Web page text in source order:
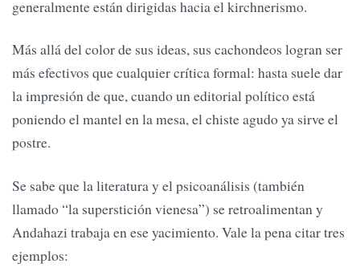
generalmente están dirigidas hacia el kirchnerismo.
Más allá del color de sus ideas, sus cachondeos logran ser
más efectivos que cualquier crítica formal: hasta suele dar
la impresión de que, cuando un editorial político está
poniendo el mantel en la mesa, el chiste agudo ya sirve el
postre.
Se sabe que la literatura y el psicoanálisis (también
llamado “la superstición vienesa”) se retroalimentan y
Andahazi trabaja en ese yacimiento. Vale la pena citar tres
ejemplos: